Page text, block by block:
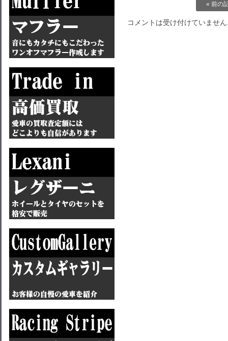
« 前の
コメントは受け付けていませ